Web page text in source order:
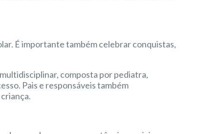
É importante também celebrar conquistas,
composta por pediatra,
Pais e responsáveis também